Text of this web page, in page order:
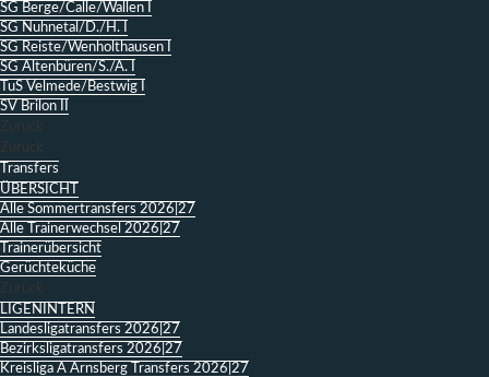
SG Berge/Calle/Wallen I
SG Nuhnetal/D./H. I
SG Reiste/Wenholthausen I
SG Altenbüren/S./A. I
TuS Velmede/Bestwig I
SV Brilon II
Zurück
Zurück
Transfers
ÜBERSICHT
Alle Sommertransfers 2026|27
Alle Trainerwechsel 2026|27
Trainerübersicht
Gerüchteküche
Zurück
LIGENINTERN
Landesligatransfers 2026|27
Bezirksligatransfers 2026|27
Kreisliga A Arnsberg Transfers 2026|27